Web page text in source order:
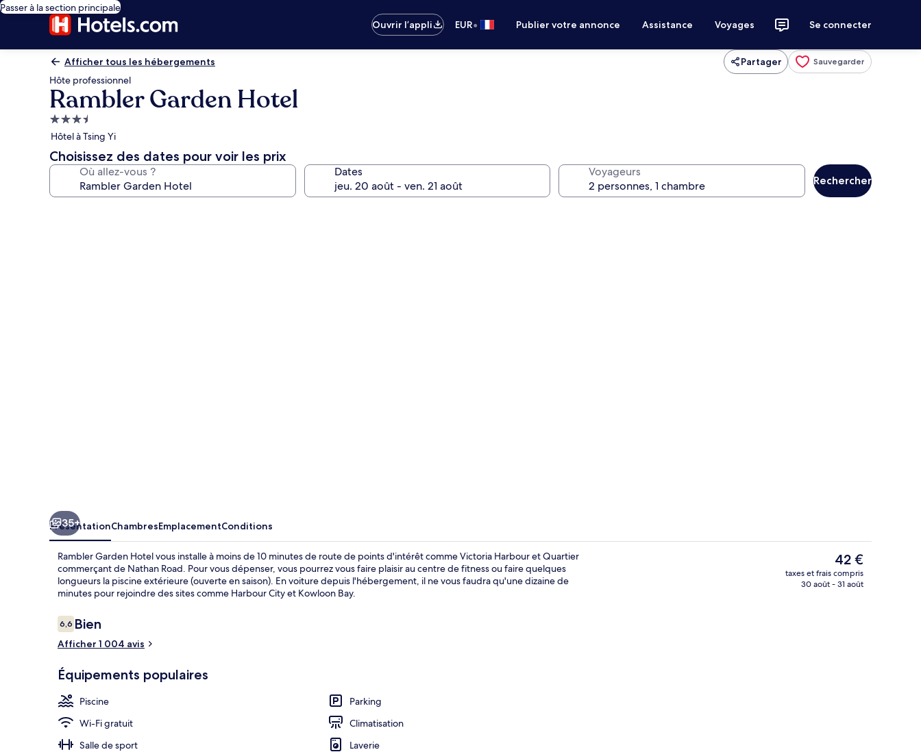
Passer à la section principale
Ouvrir l’appli
EUR• Publier votre annonce Assistance Voyages Se connecter
Afficher tous les hébergements Partager Sauvegarder
Hôte professionnel
Rambler Garden Hotel
Hébergement
3.5 étoiles
Hôtel à Tsing Yi
Choisissez des dates pour voir les prix
Où allez-vous ? Dates Voyageurs
Rechercher
35+
PrésentationChambresEmplacementConditions
Rambler Garden Hotel vous installe à moins de 10 minutes de route de points d'intérêt comme Victoria Harbour et Quartier
commerçant de Nathan Road. Pour vous dépenser, vous pourrez vous faire plaisir au centre de fitness ou faire quelques
longueurs la piscine extérieure (ouverte en saison). En voiture depuis l'hébergement, il ne vous faudra qu'une dizaine de
minutes pour rejoindre des sites comme Harbour City et Kowloon Bay.
Avis
voyageurs
6,66,6 sur 10
Bien
Afficher 1 004 avis
Équipements populaires
Piscine
Parking
Wi-Fi gratuit
Climatisation
Salle de sport
Laverie
Le
prix
actuel
42 €
taxes et frais compris
30 août - 31 août